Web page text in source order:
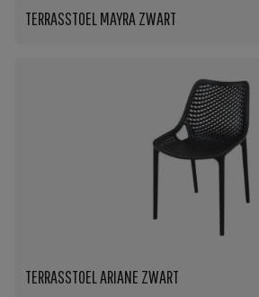
TERRASSTOEL MAYRA ZWART
TERRASSTOEL ARIANE ZWART